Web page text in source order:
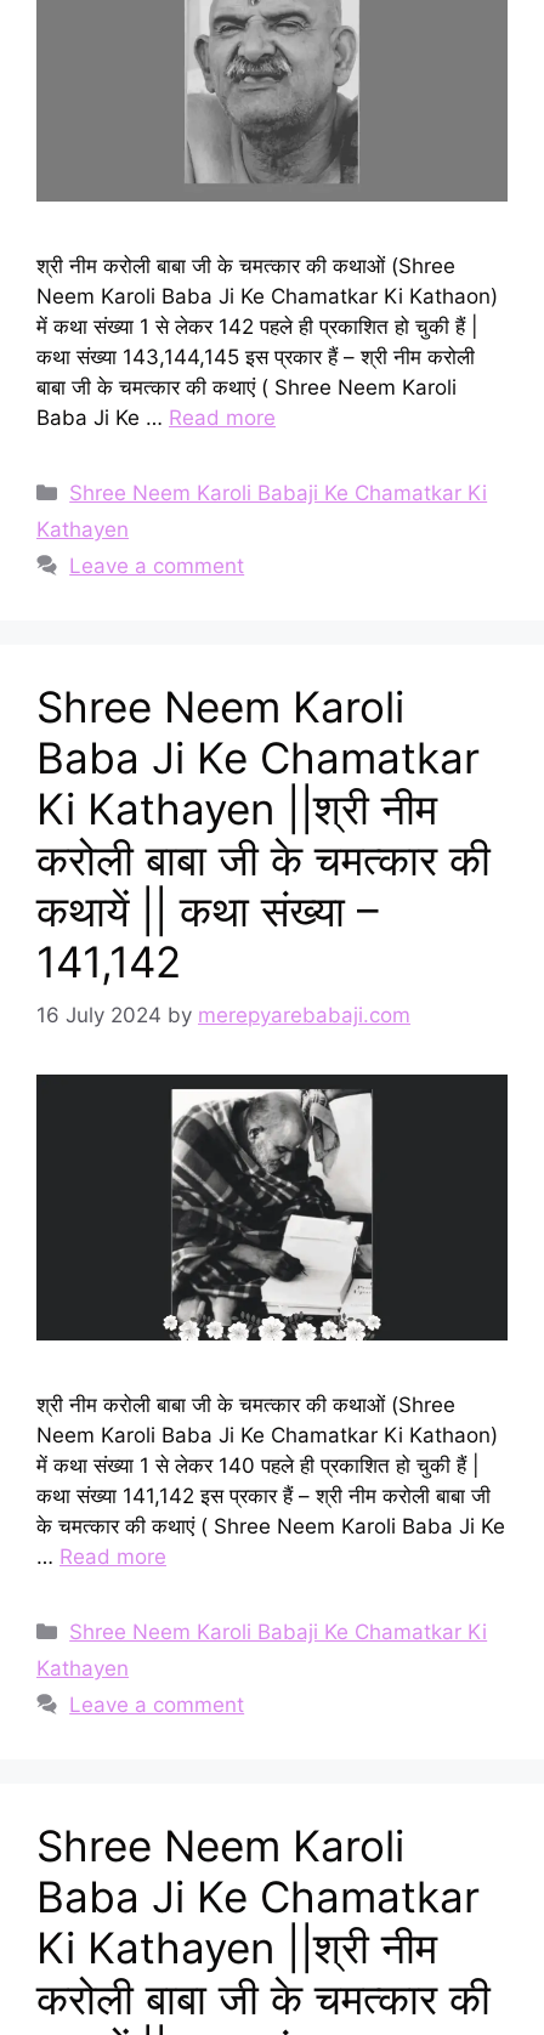
श्री नीम करोली बाबा जी के चमत्कार की कथाओं (Shree
Neem Karoli Baba Ji Ke Chamatkar Ki Kathaon)
में कथा संख्या 1 से लेकर 142 पहले ही प्रकाशित हो चुकी हैं |
कथा संख्या 143,144,145 इस प्रकार हैं – श्री नीम करोली
बाबा जी के चमत्कार की कथाएं ( Shree Neem Karoli
Baba Ji Ke … Read more
Categories
Shree Neem Karoli Babaji Ke Chamatkar Ki
Kathayen
Leave a comment
Shree Neem Karoli
Baba Ji Ke Chamatkar
Ki Kathayen ||श्री नीम
करोली बाबा जी के चमत्कार की
कथायें || कथा संख्या –
141,142
16 July 2024 by merepyarebabaji.com
श्री नीम करोली बाबा जी के चमत्कार की कथाओं (Shree
Neem Karoli Baba Ji Ke Chamatkar Ki Kathaon)
में कथा संख्या 1 से लेकर 140 पहले ही प्रकाशित हो चुकी हैं |
कथा संख्या 141,142 इस प्रकार हैं – श्री नीम करोली बाबा जी
के चमत्कार की कथाएं ( Shree Neem Karoli Baba Ji Ke
… Read more
Categories
Shree Neem Karoli Babaji Ke Chamatkar Ki
Kathayen
Leave a comment
Shree Neem Karoli
Baba Ji Ke Chamatkar
Ki Kathayen ||श्री नीम
करोली बाबा जी के चमत्कार की